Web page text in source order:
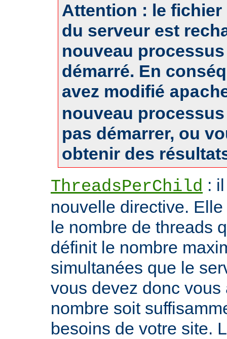
Attention : le
du serveur est
nouveau
démarré. En
avez modifié
nouveau
pas démarrer, ou
obtenir des
ThreadsPerChild :
nouvelle directive.
le nombre de threads
définit le nombre
simultanées que le
vous devez donc vous
nombre soit
besoins de votre site.